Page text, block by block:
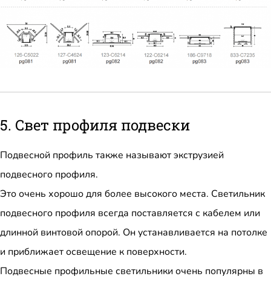
5. Свет профиля подвески
Подвесной профиль также называют экструзией
подвесного профиля.
Это очень хорошо для более высокого места. Светильник
подвесного профиля всегда поставляется с кабелем или
длинной винтовой опорой. Он устанавливается на потолке
и приближает освещение к поверхности.
Подвесные профильные светильники очень популярны в